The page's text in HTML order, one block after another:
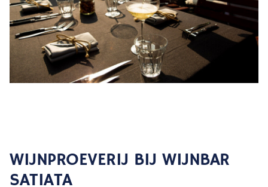
WIJNPROEVERIJ BIJ WIJNBAR
SATIATA